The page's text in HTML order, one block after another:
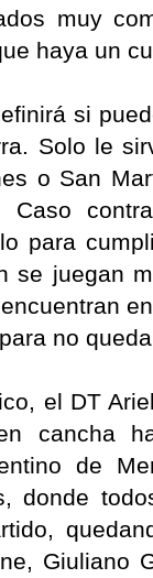
muy
haya un
si
Solo le
o San
Caso
para
se juegan
no
el DT
cancha
de
donde
Giuliano